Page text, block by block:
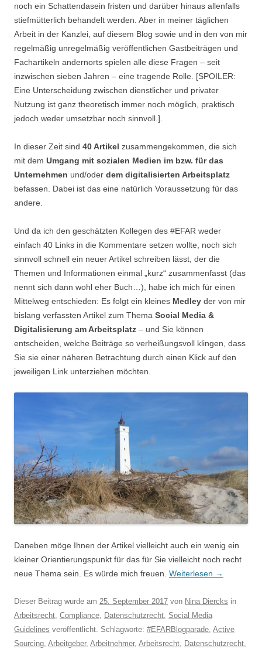
noch ein Schattendasein fristen und darüber hinaus allenfalls
stiefmütterlich behandelt werden. Aber in meiner täglichen
Arbeit in der Kanzlei, auf diesem Blog sowie und in den von mir
regelmäßig unregelmäßig veröffentlichen Gastbeiträgen und
Fachartikeln andernorts spielen alle diese Fragen – seit
inzwischen sieben Jahren – eine tragende Rolle. [SPOILER:
Eine Unterscheidung zwischen dienstlicher und privater
Nutzung ist ganz theoretisch immer noch möglich, praktisch
jedoch weder umsetzbar noch sinnvoll.].
In dieser Zeit sind 40 Artikel zusammengekommen, die sich
mit dem Umgang mit sozialen Medien im bzw. für das
Unternehmen und/oder dem digitalisierten Arbeitsplatz
befassen. Dabei ist das eine natürlich Voraussetzung für das
andere.
Und da ich den geschätzten Kollegen des #EFAR weder
einfach 40 Links in die Kommentare setzen wollte, noch sich
sinnvoll schnell ein neuer Artikel schreiben lässt, der die
Themen und Informationen einmal „kurz“ zusammenfasst (das
nennt sich dann wohl eher Buch…), habe ich mich für einen
Mittelweg entschieden: Es folgt ein kleines Medley der von mir
bislang verfassten Artikel zum Thema Social Media &
Digitalisierung am Arbeitsplatz – und Sie können
entscheiden, welche Beiträge so verheißungsvoll klingen, dass
Sie sie einer näheren Betrachtung durch einen Klick auf den
jeweiligen Link unterziehen möchten.
Daneben möge Ihnen der Artikel vielleicht auch ein wenig ein
kleiner Orientierungspunkt für das für Sie vielleicht noch recht
neue Thema sein. Es würde mich freuen. Weiterlesen →
Dieser Beitrag wurde am 25. September 2017 von Nina Diercks in
Arbeitsrecht, Compliance, Datenschutzrecht, Social Media
Guidelines veröffentlicht. Schlagworte: #EFARBlogparade, Active
Sourcing, Arbeitgeber, Arbeitnehmer, Arbeitsrecht, Datenschutzrecht,